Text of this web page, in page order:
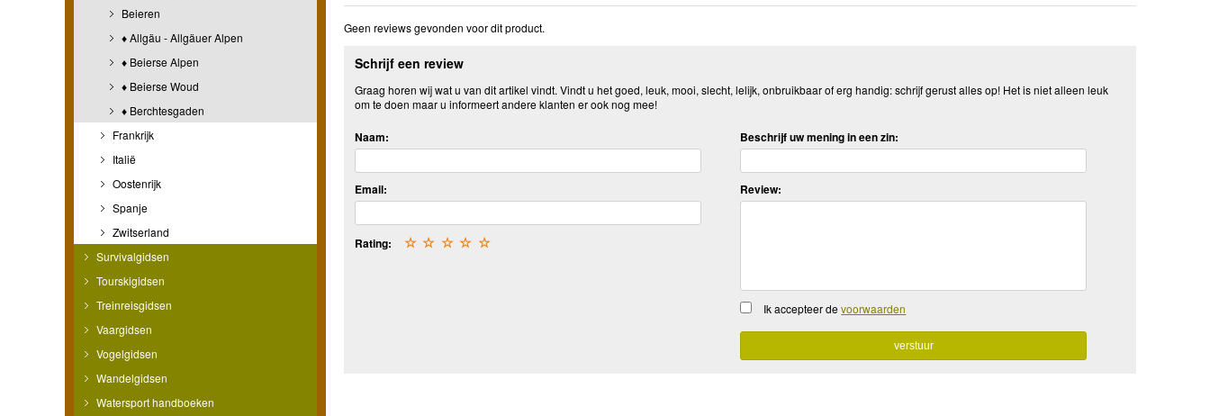
Beieren
♦ Allgäu - Allgäuer Alpen
♦ Beierse Alpen
♦ Beierse Woud
♦ Berchtesgaden
Frankrijk
Italië
Oostenrijk
Spanje
Zwitserland
Survivalgidsen
Tourskigidsen
Treinreisgidsen
Vaargidsen
Vogelgidsen
Wandelgidsen
Watersport handboeken
Geen reviews gevonden voor dit product.
Schrijf een review
Graag horen wij wat u van dit artikel vindt. Vindt u het goed, leuk, mooi, slecht, lelijk, onbruikbaar of erg handig: schrijf gerust alles op! Het is niet alleen leuk
om te doen maar u informeert andere klanten er ook nog mee!
Naam:
Email:
Rating: ☆
☆
☆
☆
☆
Beschrijf uw mening in een zin:
Review:
Ik accepteer devoorwaarden